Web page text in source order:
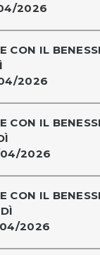
2026
CON IL
2026
CON IL
2026
CON IL
2026